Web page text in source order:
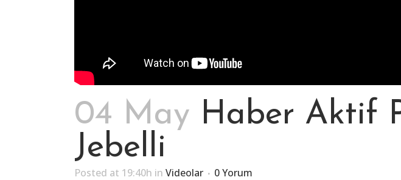
04 May Haber Aktif
Jebelli
Posted at 19:40h in Videolar 0 Yorum